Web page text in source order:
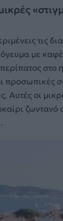
τις
με
στο
προσωπικές
Αυτές οι
ζωντανό